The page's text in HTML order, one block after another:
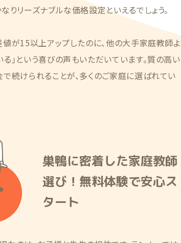
りリーズナブルな価格設定といえるでしょう。
が15以上アップしたのに、他の大手家庭教師よ
」という喜びの声もいただいています。質の高い
続けられることが、多くのご家庭に選ばれてい
巣鴨に密着した家庭教師
選び！無料体験で安心ス
タート